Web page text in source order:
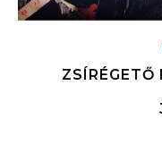
ZSÍRÉGETŐ